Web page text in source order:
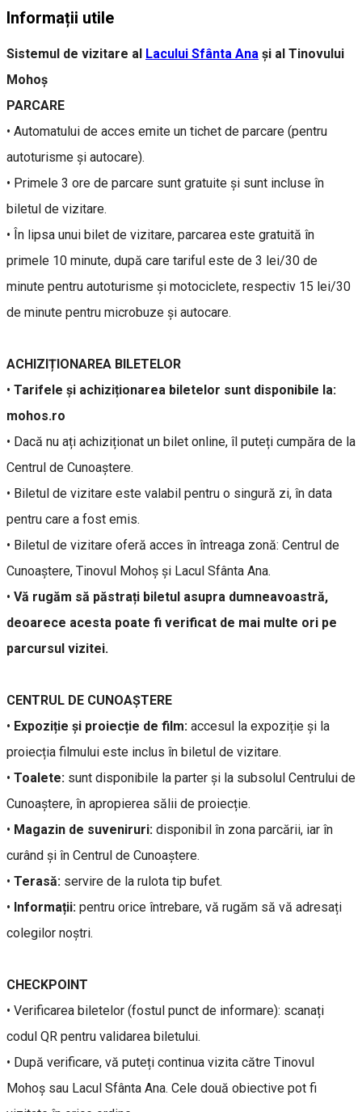
Informații utile
Sistemul de vizitare al Lacului Sfânta Ana și al Tinovului
Mohoș
PARCARE
• Automatului de acces emite un tichet de parcare (pentru
autoturisme și autocare).
• Primele 3 ore de parcare sunt gratuite și sunt incluse în
biletul de vizitare.
• În lipsa unui bilet de vizitare, parcarea este gratuită în
primele 10 minute, după care tariful este de 3 lei/30 de
minute pentru autoturisme și motociclete, respectiv 15 lei/30
de minute pentru microbuze și autocare.
ACHIZIȚIONAREA BILETELOR
• Tarifele și achiziționarea biletelor sunt disponibile la:
mohos.ro
• Dacă nu ați achiziționat un bilet online, îl puteți cumpăra de la
Centrul de Cunoaștere.
• Biletul de vizitare este valabil pentru o singură zi, în data
pentru care a fost emis.
• Biletul de vizitare oferă acces în întreaga zonă: Centrul de
Cunoaștere, Tinovul Mohoș și Lacul Sfânta Ana.
• Vă rugăm să păstrați biletul asupra dumneavoastră,
deoarece acesta poate fi verificat de mai multe ori pe
parcursul vizitei.
CENTRUL DE CUNOAȘTERE
• Expoziție și proiecție de film: accesul la expoziție și la
proiecția filmului este inclus în biletul de vizitare.
• Toalete: sunt disponibile la parter și la subsolul Centrului de
Cunoaștere, în apropierea sălii de proiecție.
• Magazin de suveniruri: disponibil în zona parcării, iar în
curând și în Centrul de Cunoaștere.
• Terasă: servire de la rulota tip bufet.
• Informații: pentru orice întrebare, vă rugăm să vă adresați
colegilor noștri.
CHECKPOINT
• Verificarea biletelor (fostul punct de informare): scanați
codul QR pentru validarea biletului.
• După verificare, vă puteți continua vizita către Tinovul
Mohoș sau Lacul Sfânta Ana. Cele două obiective pot fi